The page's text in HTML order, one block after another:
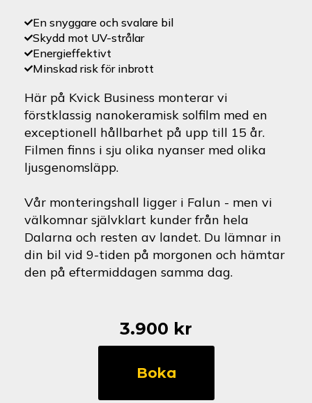
En snyggare och svalare bil
Skydd mot UV-strålar
Energieffektivt
Minskad risk för inbrott
Här på Kvick Business monterar vi
förstklassig nanokeramisk solfilm med en
exceptionell hållbarhet på upp till 15 år.
Filmen finns i sju olika nyanser med olika
ljusgenomsläpp.
Vår monteringshall ligger i Falun - men vi
välkomnar självklart kunder från hela
Dalarna och resten av landet. Du lämnar in
din bil vid 9-tiden på morgonen och hämtar
den på eftermiddagen samma dag.
3.900 kr
Chevrolet
rutor)
Boka